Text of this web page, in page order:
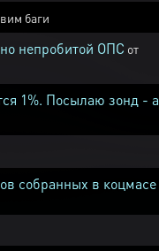
баги
непробитой ОПС от
1%. Посылаю зонд - а
собранных в коцмасе